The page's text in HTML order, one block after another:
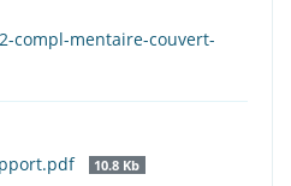
compl-mentaire-couvert-
10.8 Kb